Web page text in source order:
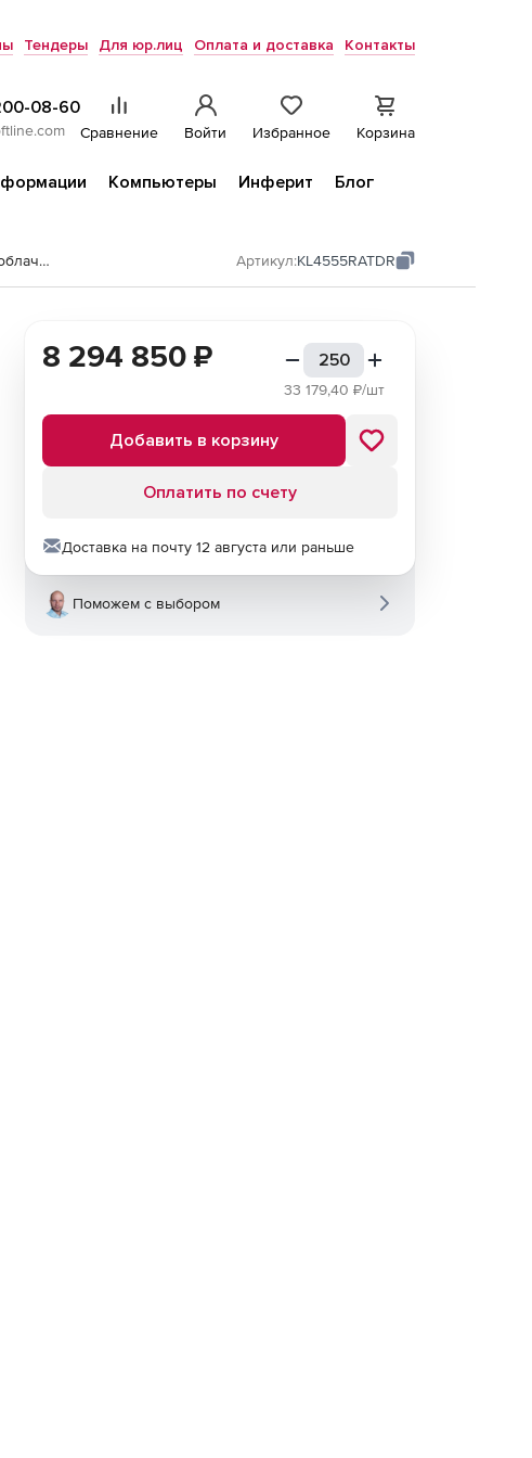
Тендеры Для юр.лиц Оплата и доставка Контакты
08-60
Сравнение Войти Избранное Корзина
Компьютеры Инферит
Блог
Kaspersky Security для виртуальных и облачных сред Артикул:KL4555RATDR
8 294 850 ₽
33 179,40 ₽/шт
Добавить в корзину
Оплатить по счету
Доставка на почту 12 августа или раньше
Поможем с выбором